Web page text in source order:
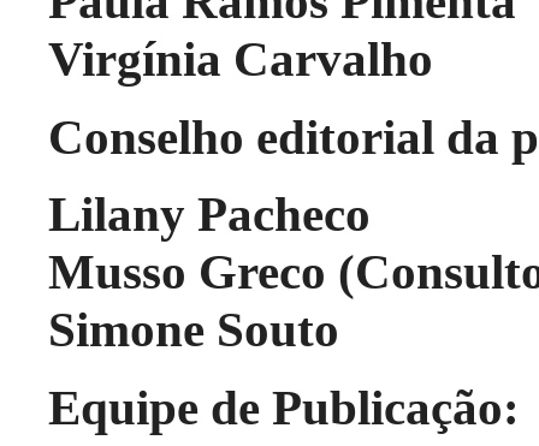
Virgínia Carvalho
Conselho editorial da
Lilany Pacheco
Musso Greco
Simone Souto
Equipe de Publicação: